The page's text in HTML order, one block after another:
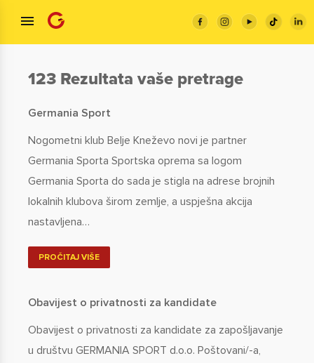
123 Rezultata vaše pretrage
Germania Sport
Nogometni klub Belje Kneževo novi je partner
Germania Sporta Sportska oprema sa logom
Germania Sporta do sada je stigla na adrese brojnih
lokalnih klubova širom zemlje, a uspješna akcija
nastavljena…
PROČITAJ VIŠE
Obavijest o privatnosti za kandidate
Obavijest o privatnosti za kandidate za zapošljavanje
u društvu GERMANIA SPORT d.o.o. Poštovani/-a,